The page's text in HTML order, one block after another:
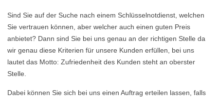
Sind Sie auf der Suche nach einem Schlüsselnotdienst, welchen
Sie vertrauen können, aber welcher auch einen guten Preis
anbietet? Dann sind Sie bei uns genau an der richtigen Stelle da
wir genau diese Kriterien für unsere Kunden erfüllen, bei uns
lautet das Motto: Zufriedenheit des Kunden steht an oberster
Stelle.
Dabei können Sie sich bei uns einen Auftrag erteilen lassen, falls